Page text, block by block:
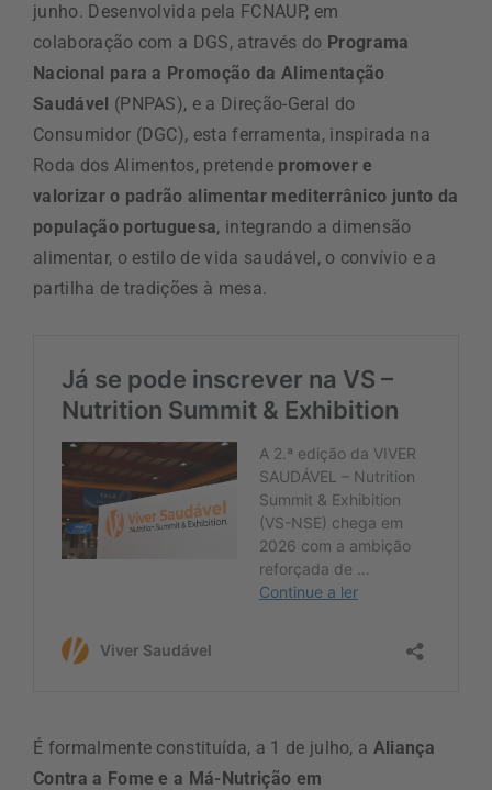
junho. Desenvolvida pela FCNAUP, em
colaboração com a DGS, através do Programa
Nacional para a Promoção da Alimentação
Saudável (PNPAS), e a Direção-Geral do
Consumidor (DGC), esta ferramenta, inspirada na
Roda dos Alimentos, pretende promover e
valorizaro padrão alimentar mediterrânico junto da
população portuguesa, integrando a dimensão
alimentar, o estilo de vida saudável, o convívio e a
partilha de tradições à mesa.
É formalmente constituída, a 1 de julho, a Aliança
Contra a Fome e a Má-Nutrição em